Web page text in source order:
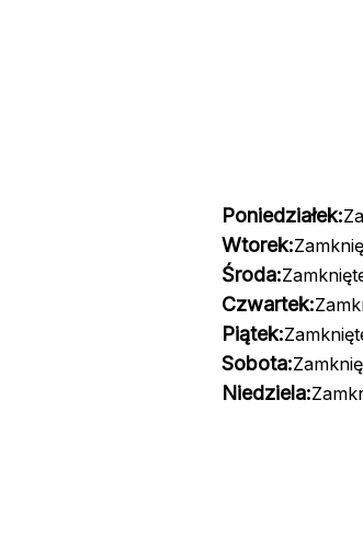
Poniedziałek:
Wtorek:
Środa:
Czwartek:
Piątek:
Sobota:
Niedziela: